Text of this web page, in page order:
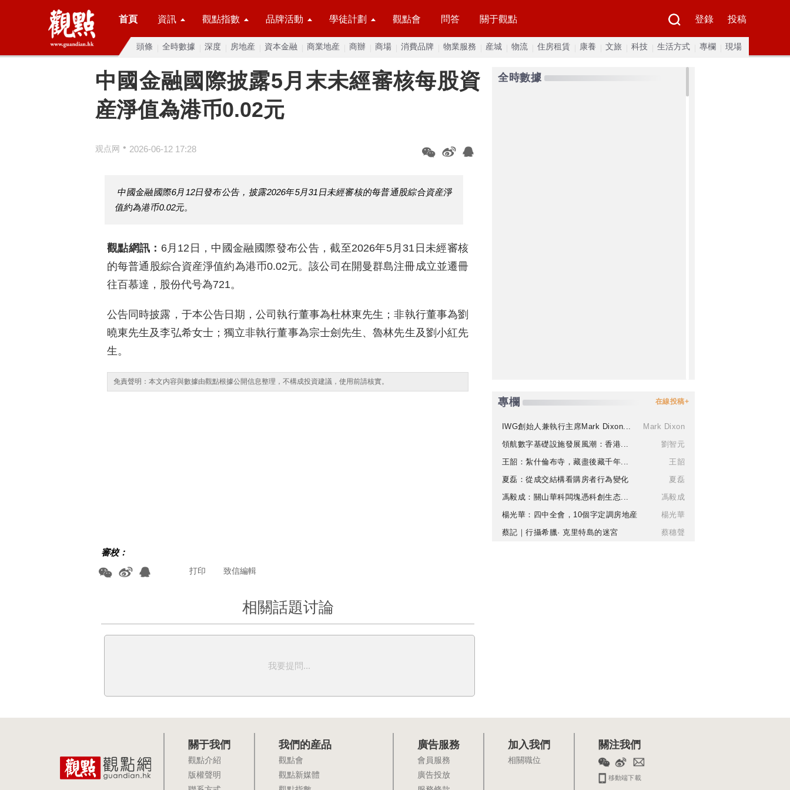
首頁 資訊 觀點指數 品牌活動 學徒計劃 觀點會 問答 關于觀點 登錄 投稿
頭條 全時數據 深度 房地産 資本金融 商業地産 商辦 商場 消費品牌 物業服務 産城 物流 住房租賃 康養 文旅 科技 生活方式 專欄 現場
中國金融國際披露5月末未經審核每股資
産淨值為港币0.02元
观点网 • 2026-06-12 17:28
中國金融國際6月12日發布公告，披露2026年5月31日未經審核的每普通股綜合資産淨
值約為港币0.02元。
觀點網訊： 6月12日，中國金融國際發布公告，截至2026年5月31日未經審核
的每普通股綜合資産淨值約為港币0.02元。該公司在開曼群島注冊成立並遷冊
往百慕達，股份代号為721。
公告同時披露，于本公告日期，公司執行董事為杜林東先生；非執行董事為劉
曉東先生及李弘希女士；獨立非執行董事為宗士劍先生、魯林先生及劉小紅先
生。
免責聲明：本文内容與數據由觀點根據公開信息整理，不構成投資建議，使用前請核實。
審校：
致信編輯
打印
相關話題讨論
我要提問...
全時數據
專欄 在線投稿+
IWG創始人兼執行主席Mark Dixon...
Mark Dixon
領航數字基礎設施發展風潮：香港...
劉智元
王韶：紮什倫布寺，藏盡後藏千年...
王韶
夏磊：從成交結構看購房者行為變化
夏磊
馮毅成：關山華科闆塊憑科創生态...
馮毅成
楊光華：四中全會，10個字定調房地産
楊光華
蔡記｜行攝希臘· 克里特島的迷宮
蔡穗聲
關于我們
觀點介紹
版權聲明
我們的産品
觀點會
觀點新媒體
廣告服務
會員服務
廣告投放
加入我們
相關職位
關注我們
移動端下載